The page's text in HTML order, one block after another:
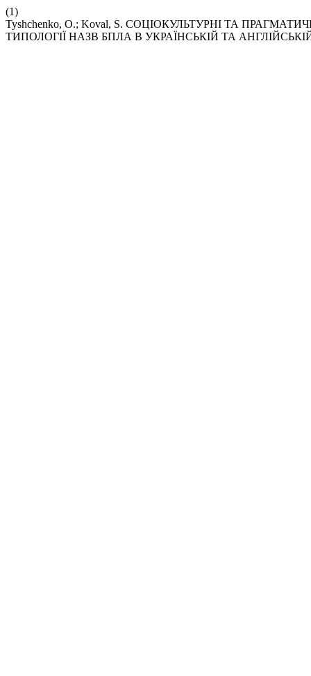
(1)
Tyshchenko, O.; Koval, S. СОЦІОКУЛЬТУРНІ ТА
ТИПОЛОГІЇ НАЗВ БПЛА В УКРАЇНСЬКІЙ ТА